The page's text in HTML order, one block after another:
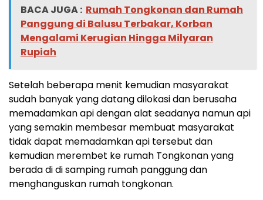
BACA JUGA : Rumah Tongkonan dan Rumah
Panggung di Balusu Terbakar, Korban
Mengalami Kerugian Hingga Milyaran
Rupiah
Setelah beberapa menit kemudian masyarakat
sudah banyak yang datang dilokasi dan berusaha
memadamkan api dengan alat seadanya namun api
yang semakin membesar membuat masyarakat
tidak dapat memadamkan api tersebut dan
kemudian merembet ke rumah Tongkonan yang
berada di di samping rumah panggung dan
menghanguskan rumah tongkonan.